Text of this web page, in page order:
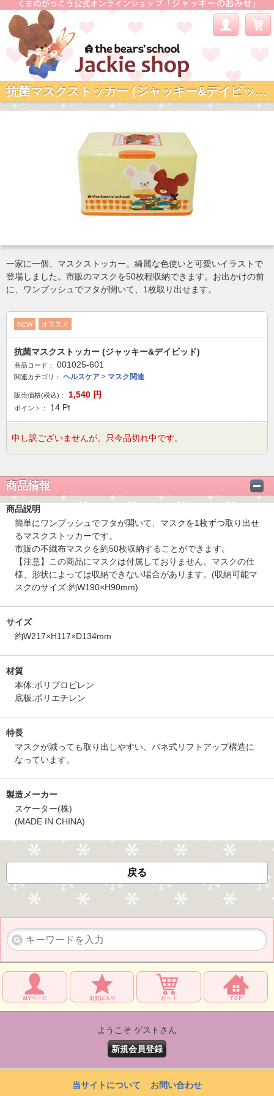
抗菌マスクストッカー (ジャッキー&デイビッド)
一家に一個、マスクストッカー。綺麗な色使いと可愛いイラストで
登場しました。市販のマスクを50枚程収納できます。お出かけの前
に、ワンプッシュでフタが開いて、1枚取り出せます。
NEW オススメ
抗菌マスクストッカー (ジャッキー&デイビッド)
商品コード： 001025-601
関連カテゴリ： ヘルスケア > マスク関連
販売価格(税込)： 1,540 円
ポイント： 14 Pt
申し訳ございませんが、只今品切れ中です。
商品情報
商品説明
簡単にワンプッシュでフタが開いて、マスクを1枚ずつ取り出せ
るマスクストッカーです。
市販の不織布マスクを約50枚収納することができます。
【注意】この商品にマスクは付属しておりません。マスクの仕
様、形状によっては収納できない場合があります。(収納可能マ
スクのサイズ:約W190×H90mm)
サイズ
約W217×H117×D134mm
材質
本体:ポリプロピレン
底板:ポリエチレン
特長
マスクが減っても取り出しやすい、バネ式リフトアップ構造に
なっています。
製造メーカー
スケーター(株)
(MADE IN CHINA)
戻る
ようこそ ゲストさん
新規会員登録
当サイトについて お問い合わせ